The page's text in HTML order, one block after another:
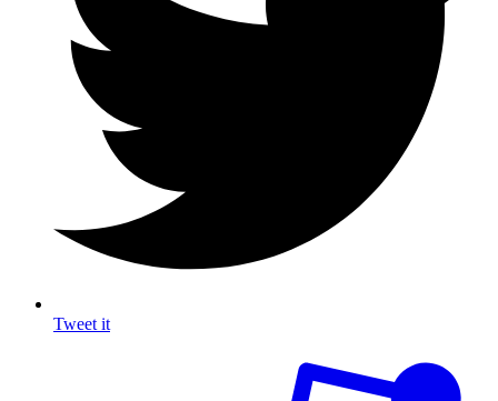
Tweet it